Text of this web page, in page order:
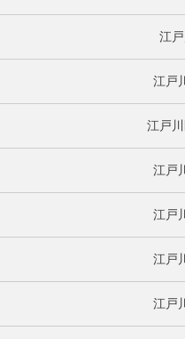
江
江戸
江戸
江戸
江戸
江戸
江戸